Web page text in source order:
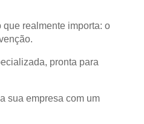
realmente importa: o
pronta para
sua empresa com um